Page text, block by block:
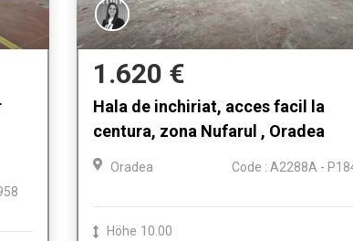
1.620 €
Hala de inchiriat, acces facil la
centura, zona Nufarul , Oradea
Oradea Code : A2288A -
Höhe 10.00